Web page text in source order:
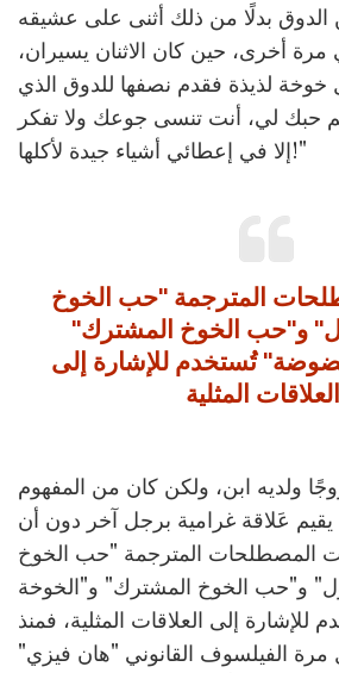
الدوق بدلًا من ذلك أثنى على عشيقه
مرة أخرى، حين كان الاثنان يسيران،
خوخة لذيذة فقدم نصفها للدوق الذي
حبك لي، أنت تنسى جوعك ولا تفكر
إلا في إعطائي أشياء جيدة لأكلها!"
المترجمة "حب الخوخ
و"حب الخوخ المشترك"
تُستخدم للإشارة إلى
ولديه ابن، ولكن كان من المفهوم
عَلاقة غرامية برجل آخر دون أن
المصطلحات المترجمة "حب الخوخ
و"حب الخوخ المشترك" و"الخوخة
إلى العلاقات المثلية، فمنذ
الفيلسوف القانوني "هان فيزي"